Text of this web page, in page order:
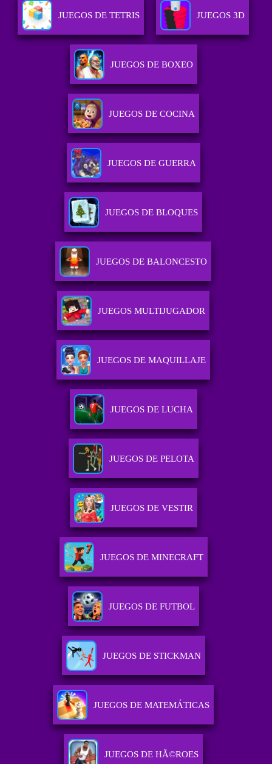
JUEGOS DE TETRIS JUEGOS 3D
JUEGOS DE BOXEO
JUEGOS DE COCINA
JUEGOS DE GUERRA
JUEGOS DE BLOQUES
JUEGOS DE BALONCESTO
JUEGOS MULTIJUGADOR
JUEGOS DE MAQUILLAJE
JUEGOS DE LUCHA
JUEGOS DE PELOTA
JUEGOS DE VESTIR
JUEGOS DE MINECRAFT
JUEGOS DE FUTBOL
JUEGOS DE STICKMAN
JUEGOS DE MATEMÁTICAS
JUEGOS DE HÃ©ROES